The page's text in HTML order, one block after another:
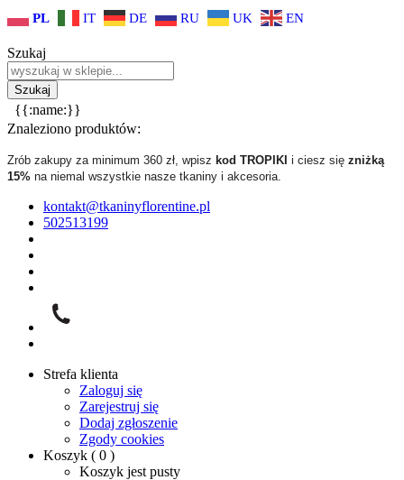
PL IT DE RU UK EN
Szukaj
{{:name:}}
Znaleziono produktów:
Zrób zakupy za minimum 360 zł, wpisz kod TROPIKI i ciesz się zniżką
15% na niemal wszystkie nasze tkaniny i akcesoria.
kontakt@tkaninyflorentine.pl
502513199
Strefa klienta
Zaloguj się
Zarejestruj się
Dodaj zgłoszenie
Zgody cookies
Koszyk ( 0 )
Koszyk jest pusty